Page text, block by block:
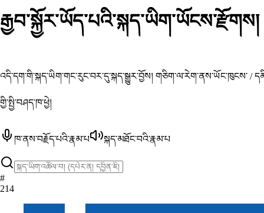
རྒྱབ་སྐྱོར་ཡོད་པའི་སྐད་ཡིག་ཡོངས་རྫོགས།
འདི་དག་གི་སྐད་ཡིག་གང་རུང་བར་དུ་སྐད་སྒྱུར་བྱོས། གཅིག་ལ་རེག་ནས་ཡོང་ཁུངས་ /
གྱི་སྤྱི་བཤད་ཁ་ཕྱེ།
ཁ་ནས་བརྗོད་པའི་རྣམ་པ སྐད་མཐོང་བའི་རྣམ་པ
#
214